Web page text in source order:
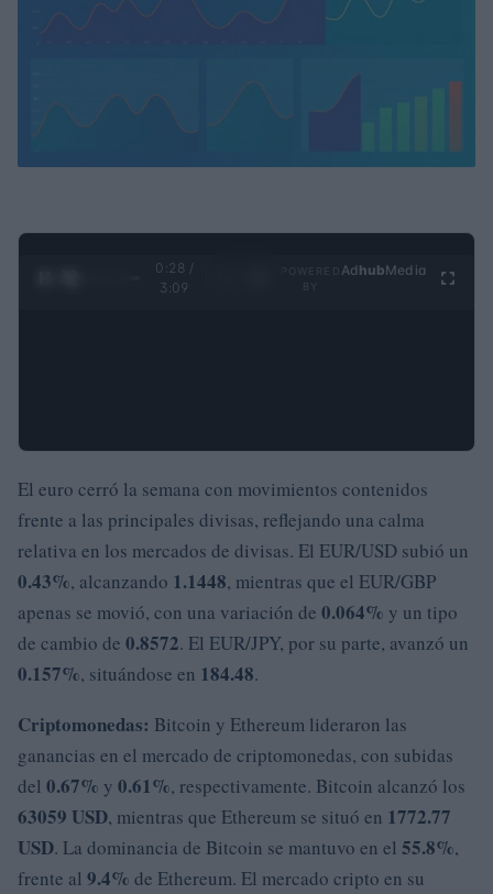
0:28 /
3:09
Ad hubMedia
El euro cerró la semana con movimientos contenidos
frente a las principales divisas, reflejando una calma
relativa en los mercados de divisas. El EUR/USD subió un
0.43%, alcanzando 1.1448, mientras que el EUR/GBP
apenas se movió, con una variación de 0.064% y un tipo
de cambio de 0.8572. El EUR/JPY, por su parte, avanzó un
0.157%, situándose en 184.48.
Criptomonedas: Bitcoin y Ethereum lideraron las
ganancias en el mercado de criptomonedas, con subidas
del 0.67% y 0.61%, respectivamente. Bitcoin alcanzó los
63059 USD, mientras que Ethereum se situó en 1772.77
USD. La dominancia de Bitcoin se mantuvo en el 55.8%,
frente al 9.4% de Ethereum. El mercado cripto en su